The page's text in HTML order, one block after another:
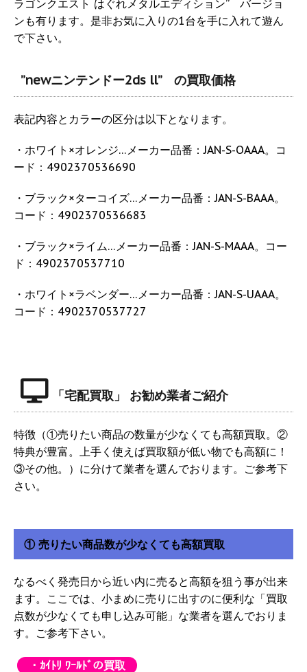
ラゴンクエスト はぐれメタルエディション” バージョ
ンも有ります。是非お気に入りの1台を手に入れて遊ん
で下さい。
”newニンテンドー2ds ll” の買取価格
表記内容とカラーの区分は以下となります。
・ホワイト×オレンジ…メーカー品番：JAN-S-OAAA。コ
ード：4902370536690
・ブラック×ターコイズ…メーカー品番：JAN-S-BAAA。
コード：4902370536683
・ブラック×ライム…メーカー品番：JAN-S-MAAA。コー
ド：4902370537710
・ホワイト×ラベンダー…メーカー品番：JAN-S-UAAA。
コード：4902370537727
「宅配買取」 お勧め業者ご紹介
特徴（①売りたい商品の数量が少なくても高額買取。②
特典が豊富。上手く使えば買取額が低い物でも高額に！
③その他。）に分けて業者を選んでおります。ご参考下
さい。
① 売りたい商品数が少なくても高額買取
なるべく発売日から近い内に売ると高額を狙う事が出来
ます。ここでは、小まめに売りに出すのに便利な「買取
点数が少なくても申し込み可能」な業者を選んでおりま
す。ご参考下さい。
・ｶｲﾄﾘ ﾜｰﾙﾄﾞの買取